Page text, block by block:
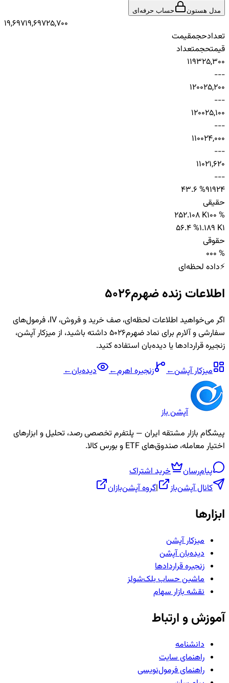
مدل هستون حساب حرفه‌ای
19,69719,69725,700
تعدادحجمقیمت
قیمتحجمتعداد
119325,300
-
-
-
120025,200
-
-
-
120025,100
-
-
-
110024,000
-
-
-
11021,620
-
-
-
24
919
43.6 %
حقیقی
100 %
2.108 K
25
1
1.189 K
56.4 %
حقوقی
0 %
0
0
⚡داده لحظه‌ای
اطلاعات زندهضهرم5026
اگر می‌خواهید اطلاعات لحظه‌ای، صف خرید و فروش، IV، فرمول‌های
سفارشی و آلارم برای نمادضهرم5026
داشته باشید، از میزکار آپشن،
زنجیره قراردادها یا دیده‌بان استفاده کنید.
میزکار آپشن← زنجیرهاهرم← دیده‌بان←
آپشن باز
پیشگام بازار مشتقه ایران — پلتفرم تخصصی رصد، تحلیل و ابزارهای
اختیار معامله، صندوق‌های ETF و بورس کالا.
پیام‌رسان
خرید اشتراک
کانال آپشن‌باز
|گروه آپشن‌بازان
ابزارها
میزکار آپشن
دیده‌بان آپشن
زنجیره قراردادها
ماشین حساب بلک‌شولز
نقشه بازار سهام
آموزش و ارتباط
دانشنامه
راهنمای سایت
راهنمای فرمول‌نویسی